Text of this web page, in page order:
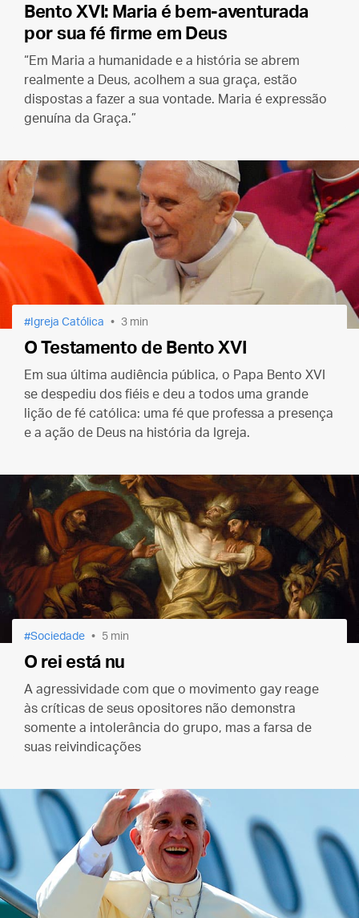
Bento XVI: Maria é bem-aventurada
por sua fé firme em Deus
“Em Maria a humanidade e a história se abrem
realmente a Deus, acolhem a sua graça, estão
dispostas a fazer a sua vontade. Maria é expressão
genuína da Graça.”
Igreja Católica 3 min
O Testamento de Bento XVI
Em sua última audiência pública, o Papa Bento XVI
se despediu dos fiéis e deu a todos uma grande
lição de fé católica: uma fé que professa a presença
e a ação de Deus na história da Igreja.
Sociedade 5 min
O rei está nu
A agressividade com que o movimento gay reage
às críticas de seus opositores não demonstra
somente a intolerância do grupo, mas a farsa de
suas reivindicações